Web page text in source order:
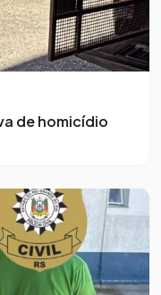
de homicídio